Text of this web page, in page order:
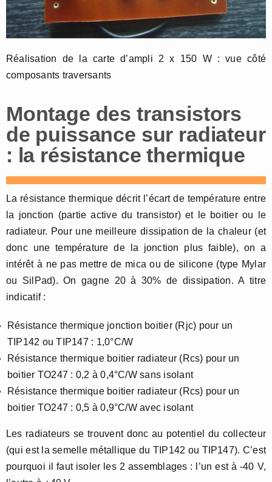
Réalisation de la carte d’ampli 2 x 150 W : vue côté
composants traversants
Montage des transistors
de puissance sur radiateur
: la résistance thermique
La résistance thermique décrit l’écart de température entre
la jonction (partie active du transistor) et le boitier ou le
radiateur. Pour une meilleure dissipation de la chaleur (et
donc une température de la jonction plus faible), on a
intérêt à ne pas mettre de mica ou de silicone (type Mylar
ou SilPad). On gagne 20 à 30% de dissipation. A titre
indicatif :
Résistance thermique jonction boitier (Rjc) pour un
TIP142 ou TIP147 : 1,0°C/W
Résistance thermique boitier radiateur (Rcs) pour un
boitier TO247 : 0,2 à 0,4°C/W sans isolant
Résistance thermique boitier radiateur (Rcs) pour un
boitier TO247 : 0,5 à 0,9°C/W avec isolant
Les radiateurs se trouvent donc au potentiel du collecteur
(qui est la semelle métallique du TIP142 ou TIP147). C’est
pourquoi il faut isoler les 2 assemblages : l’un est à -40 V,